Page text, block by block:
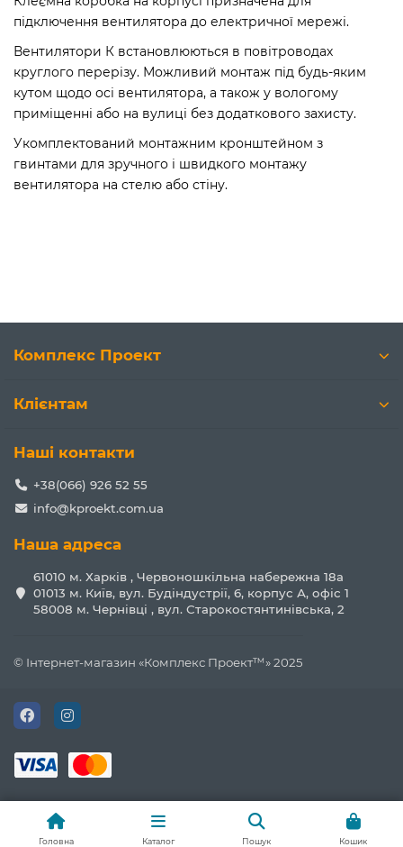
підключення вентилятора до електричної мережі.
Вентилятори К встановлюються в повітроводах
круглого перерізу. Можливий монтаж під будь-яким
кутом щодо осі вентилятора, а також у вологому
приміщенні або на вулиці без додаткового захисту.
Укомплектований монтажним кронштейном з
гвинтами для зручного і швидкого монтажу
вентилятора на стелю або стіну.
Комплекс Проект
Клієнтам
Наші контакти
+38(066) 926 52 55
info@kproekt.com.ua
Наша адреса
61010 м. Харків , Червоношкільна набережна 18а
01013 м. Київ, вул. Будіндустрії, 6, корпус А, офіс 1
58008 м. Чернівці , вул. Старокостянтинівська, 2
© Інтернет-магазин «Комплекс Проект™» 2025
Головна Каталог Пошук Кошик